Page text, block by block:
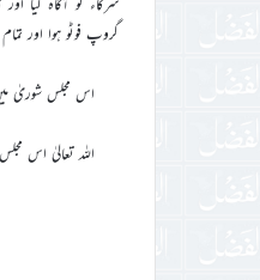
گروپ فوٹو ہوا اور
اس مجلس شوریٰ میں کل ۱۳۵؍خدام شامل ہوئے جن میں ملک کے تمام
اللہ تعالیٰ اس